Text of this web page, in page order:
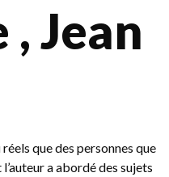
, Jean
que des personnes que
l’auteur a abordé des sujets